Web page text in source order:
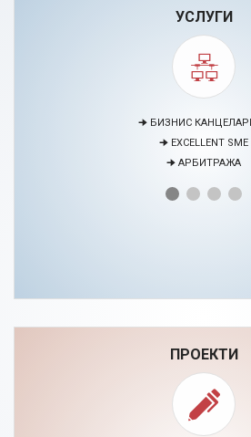
УСЛУГИ
🠊 МЕДИЈАЦИЈА
🠊 ПРОЕКТИ
🠊 ЦЕНТАР ЗА ЕДУКАЦИЈА И РАЗВОЈ
ПРОЕКТИ